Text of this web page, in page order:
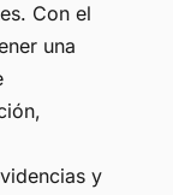
Con el
una
y